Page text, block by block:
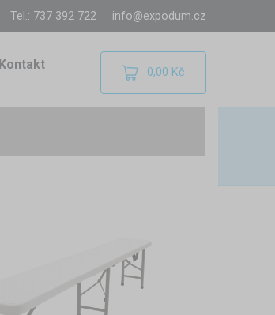
Tel.: 737 392 722 info@expodum.cz
Kontakt 0,00 Kč